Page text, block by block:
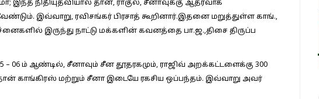
நிதியுதவியால் தான், ராகுல், சீனாவுக்கு ஆதரவாக
இவ்வாறு, ரவிசங்கர் பிரசாத் கூறினார்.இதனை மறுத்துள்ள காங்.,
இருந்து நாட்டு மக்களின் கவனத்தை பா.ஜ.,திசை திருப்ப
– 06 ம் ஆண்டில், சீனாவும் சீன தூதரகமும், ராஜிவ் அறக்கட்டளைக்கு 300
தான் காங்கிரஸ் மற்றும் சீனா இடையே ரகசிய ஒப்பந்தம். இவ்வாறு அவர்